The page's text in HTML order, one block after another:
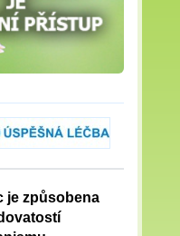
je způsobena